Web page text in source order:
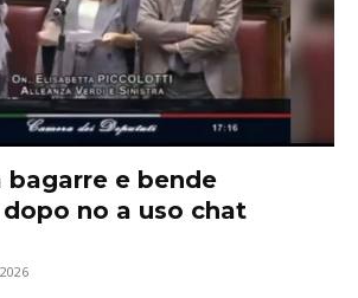
bagarre e bende
no a uso chat